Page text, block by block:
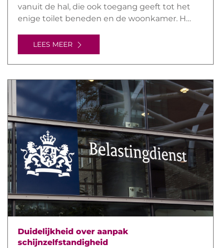
vanuit de hal, die ook toegang geeft tot het
enige toilet beneden en de woonkamer. H…
LEES MEER
Duidelijkheid over aanpak
schijnzelfstandigheid